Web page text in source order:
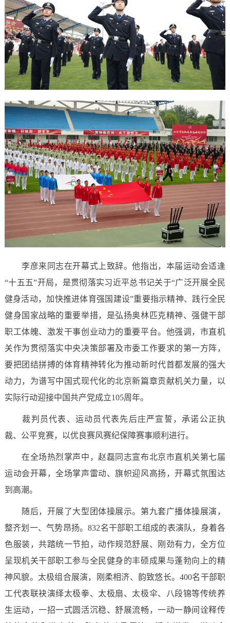
李彦来同志在开幕式上致辞。他指出，本届运动会适逢
“十五五”开局，是贯彻落实习近平总书记关于“广泛开展全民
健身活动，加快推进体育强国建设”重要指示精神、践行全民
健身国家战略的重要举措，是弘扬奥林匹克精神、强健干部
职工体魄、激发干事创业动力的重要平台。他强调，市直机
关作为贯彻落实中央决策部署及市委工作要求的第一方阵，
要把团结拼搏的体育精神转化为推动新时代首都发展的强大
动力，为谱写中国式现代化的北京新篇章贡献机关力量，以
实际行动迎接中国共产党成立105周年。
裁判员代表、运动员代表先后庄严宣誓，承诺公正执
裁、公平竞赛，以优良赛风赛纪保障赛事顺利进行。
在全场热烈掌声中，赵磊同志宣布北京市直机关第七届
运动会开幕，全场掌声雷动、旗帜迎风高扬，开幕式氛围达
到高潮。
随后，开展了大型团体操展示。第九套广播体操展演，
整齐划一、气势昂扬。832名干部职工组成的表演队，身着各
色服装，共踏统一节拍，动作规范舒展、刚劲有力，全方位
呈现机关干部职工参与全民健身的丰硕成果与蓬勃向上的精
神风貌。太极组合展演，刚柔相济、韵致悠长。400名干部职
工代表联袂演绎太极拳、太极扇、太极伞、八段锦等传统养
生运动，一招一式圆活沉稳、舒展流畅，一动一静间诠释传